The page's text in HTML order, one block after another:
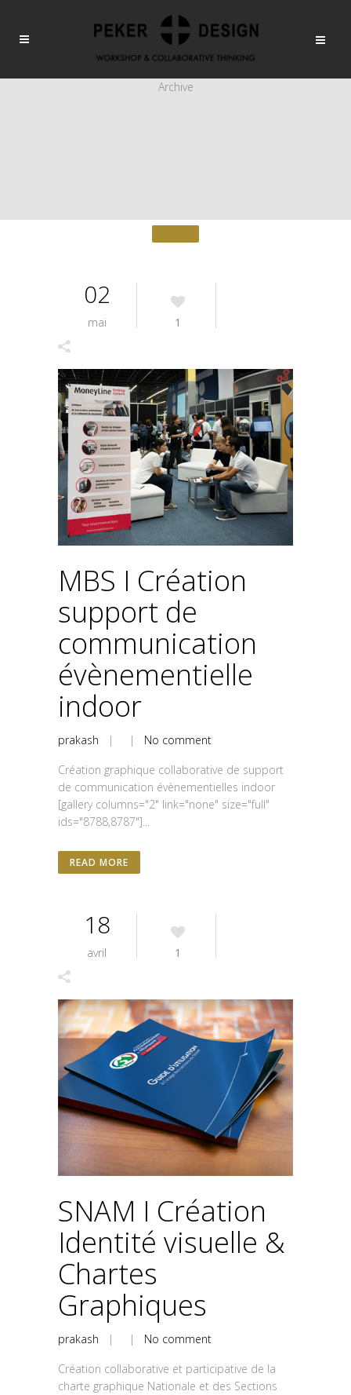
Archive
02
mai 1
MBS I Création
support de
communication
évènementielle
indoor
prakash | | No comment
Création graphique collaborative de support
de communication évènementielles indoor
[gallery columns="2" link="none" size="full"
ids="8788,8787"]...
READ MORE
18
avril 1
SNAM I Création
Identité visuelle &
Chartes
Graphiques
prakash | | No comment
Création collaborative et participative de la
charte graphique Nationale et des Sections